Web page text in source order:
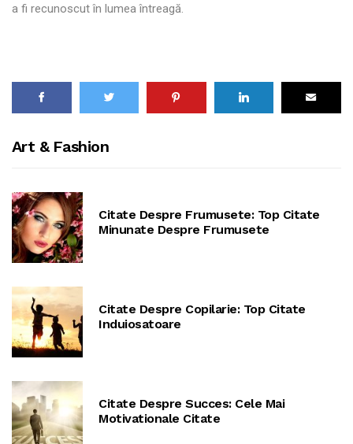
a fi recunoscut în lumea întreagă.
Art & Fashion
Citate Despre Frumusete: Top Citate
Minunate Despre Frumusete
Citate Despre Copilarie: Top Citate
Induiosatoare
Citate Despre Succes: Cele Mai
Motivationale Citate